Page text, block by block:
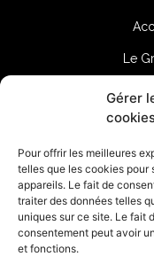
Gérer
Pour offrir les meilleures
telles que les cookies
appareils. Le fait de
traiter des données telles
uniques sur ce site. Le fait
consentement peut avoir
et fonctions.
Le